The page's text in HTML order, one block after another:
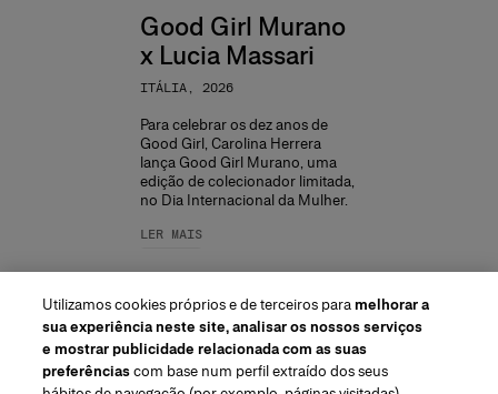
Good Girl Murano
x Lucia Massari
ITÁLIA, 2026
Para celebrar os dez anos de
Good Girl, Carolina Herrera
lança Good Girl Murano, uma
edição de colecionador limitada,
no Dia Internacional da Mulher.
LER MAIS
Utilizamos cookies próprios e de terceiros paramelhorar a
sua experiência neste site, analisar os nossos serviços
e mostrar publicidade relacionada com as suas
preferênciascom base num perfil extraído dos seus